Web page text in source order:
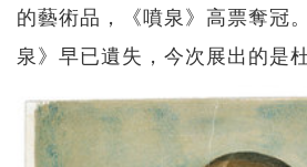
的藝術品，《噴泉》高票奪冠
泉》早已遺失，今次展出的是